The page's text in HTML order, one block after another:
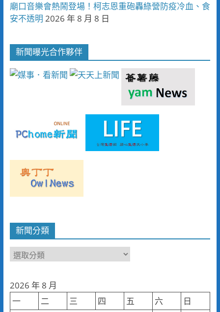
廟口音樂會熱鬧登場！柯志恩重砲轟綠營防疫冷血、食
安不透明 2026 年 8 月 8 日
新聞曝光合作夥伴
新聞分類
新
類
2026 年 8 月
一
二 三 四 五 六 日